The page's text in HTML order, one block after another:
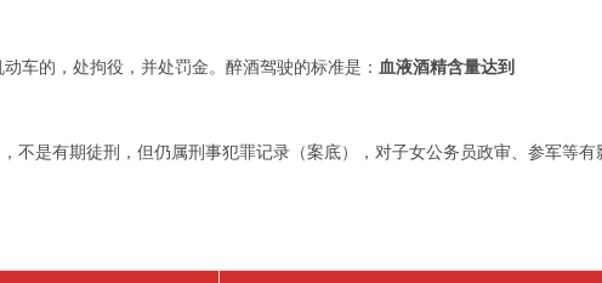
车的，处拘役，并处罚金。醉酒驾驶的标准是： 血液酒精含量达到
，不是有期徒刑，但仍属刑事犯罪记录（案底），对子女公务员政审、参军等有